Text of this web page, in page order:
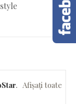
. Afișați toate